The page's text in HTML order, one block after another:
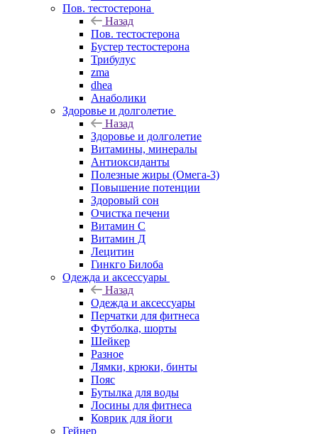
Пов. тестостерона
Назад
Пов. тестостерона
Бустер тестостерона
Трибулус
zma
dhea
Анаболики
Здоровье и долголетие
Назад
Здоровье и долголетие
Витамины, минералы
Антиоксиданты
Полезные жиры (Омега-3)
Повышение потенции
Здоровый сон
Очистка печени
Витамин С
Витамин Д
Лецитин
Гинкго Билоба
Одежда и аксессуары
Назад
Одежда и аксессуары
Перчатки для фитнеса
Футболка, шорты
Шейкер
Разное
Лямки, крюки, бинты
Пояс
Бутылка для воды
Лосины для фитнеса
Коврик для йоги
Гейнер